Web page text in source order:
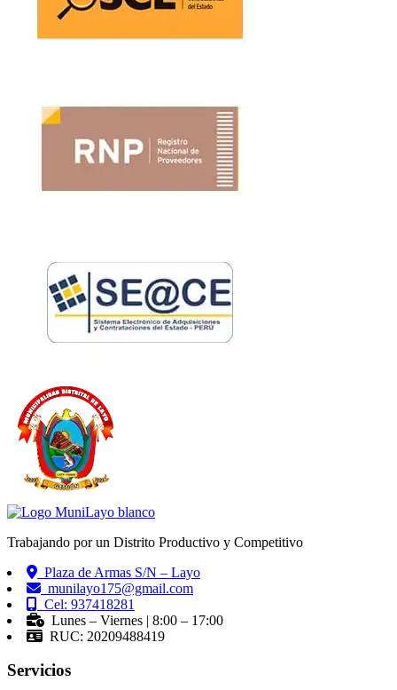
Trabajando por un Distrito Productivo y Competitivo
Plaza de Armas S/N – Layo
munilayo175@gmail.com
Cel: 937418281
Lunes – Viernes | 8:00 – 17:00
RUC: 20209488419
Servicios